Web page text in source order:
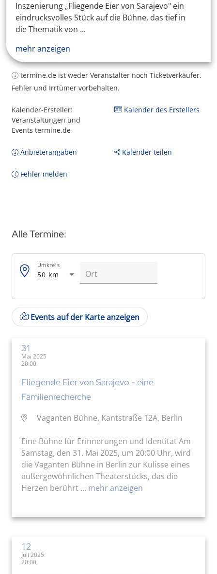
Inszenierung „Fliegende Eier von Sarajevo" ein
eindrucksvolles Stück auf die Bühne, das tief in
die Thematik von ...
mehr anzeigen
termine.de ist weder Veranstalter noch Ticketverkäufer.
Fehler und Irrtümer vorbehalten.
Kalender-Ersteller:
Veranstaltungen und
Events termine.de
Kalender des Erstellers
Anbieterangaben Kalender teilen
Fehler melden
Alle Termine:
50 km
Umkreis
Events auf der Karte anzeigen
31
Mai 2025
20:00
Fliegende Eier von Sarajevo - eine
Familienrecherche
Vaganten Bühne, Kantstraße 12A, Berlin
Eine Bühne für Erinnerungen und Identität Am
Samstag, den 31. Mai 2025, um 20:00 Uhr, wird
die Vaganten Bühne in Berlin zur Kulisse eines
außergewöhnlichen Theaterstücks, das die
Herzen berührt ... mehr anzeigen
12
Juli 2025
20:00